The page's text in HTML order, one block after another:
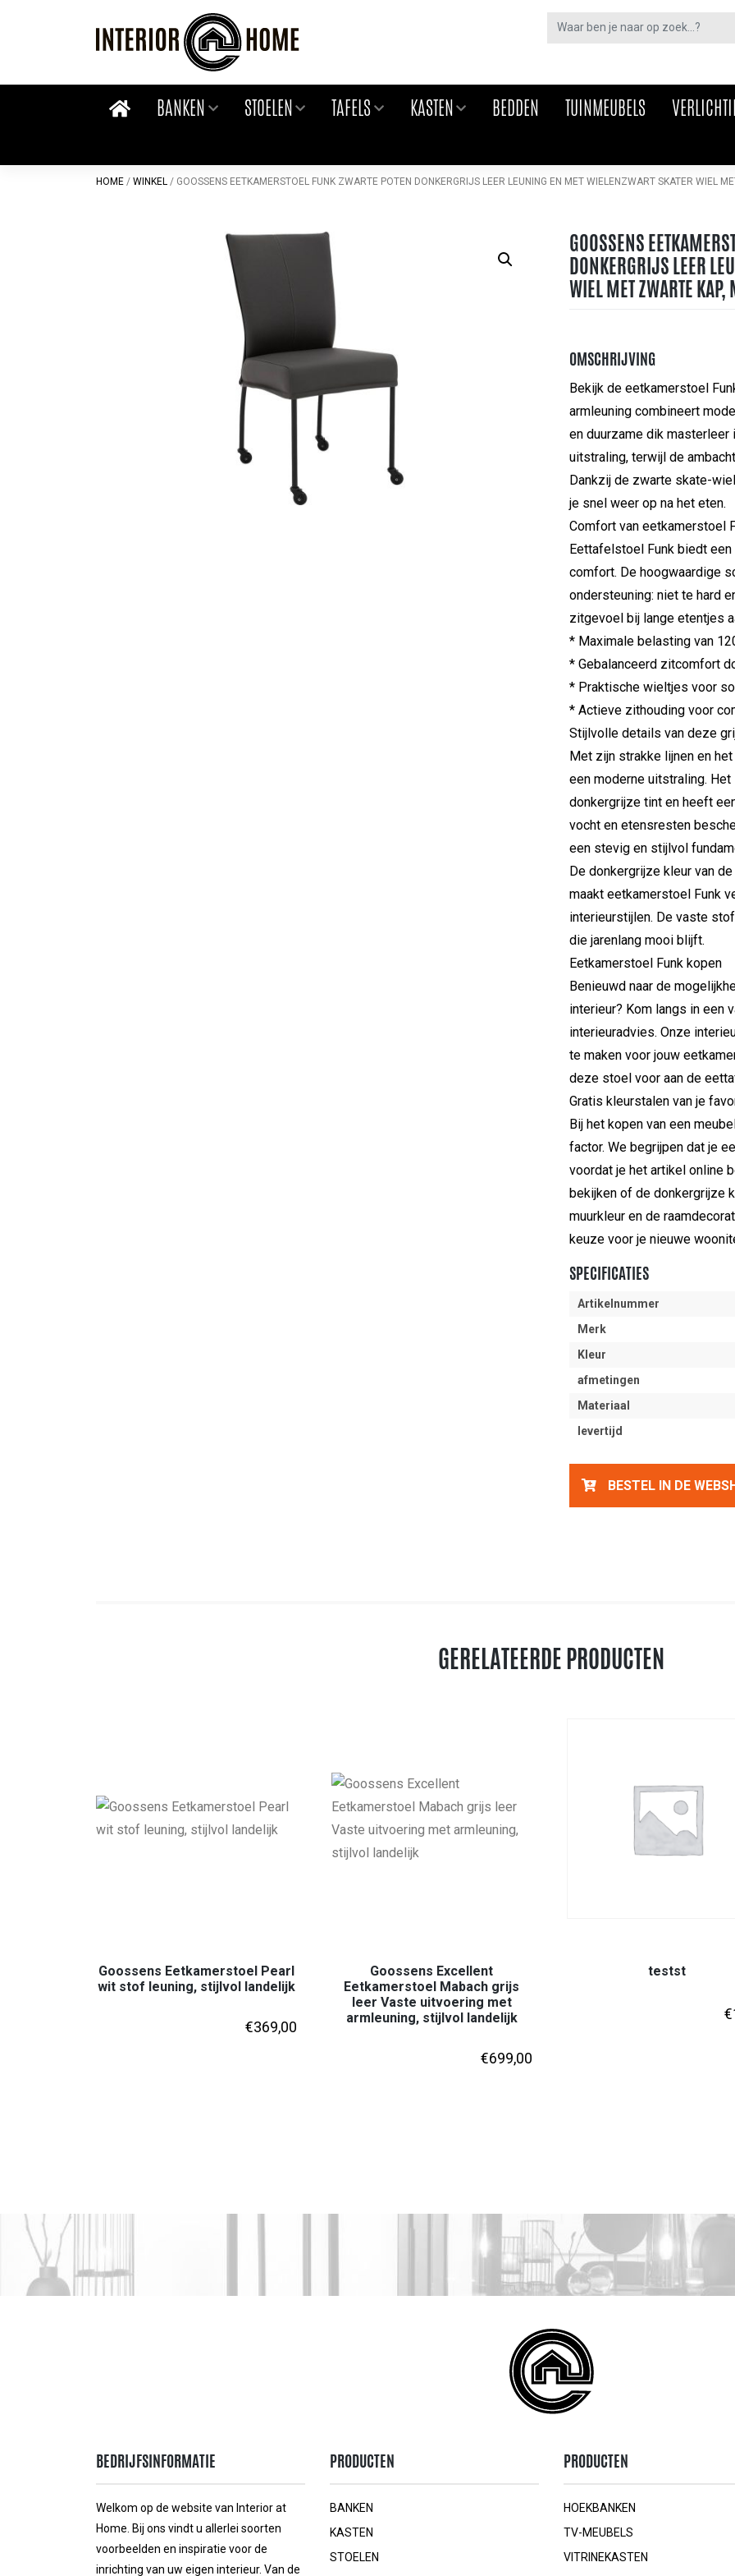
BANKEN STOELEN TAFELS KASTEN BEDDEN TUINMEUBELS
HOME / WINKEL / GOOSSENS EETKAMERSTOEL FUNK ZWARTE POTEN DONKERGRIJS LEER LEUNING EN MET WIELENZWART SKATER WIEL
GOOSSENS
DONKERGRIJS LEER
WIEL MET ZWARTE
OMSCHRIJVING
Bekijk de eetkamerstoel
armleuning combineert
en duurzame dik
uitstraling, terwijl de
Dankzij de zwarte skate-
je snel weer op na het eten.
Comfort van eetkamerstoel
Eettafelstoel Funk biedt
comfort. De hoogwaardige
ondersteuning: niet te hard
zitgevoel bij lange etentjes
* Maximale belasting van
* Gebalanceerd zitcomfort
* Praktische wieltjes voor
* Actieve zithouding voor
Stijlvolle details van deze
Met zijn strakke lijnen en
een moderne uitstraling.
donkergrijze tint en heeft
vocht en etensresten
een stevig en stijlvol
De donkergrijze kleur van
maakt eetkamerstoel Funk
interieurstijlen. De vaste
die jarenlang mooi blijft.
Eetkamerstoel Funk kopen
Benieuwd naar de
interieur? Kom langs in een
interieuradvies. Onze
te maken voor jouw
deze stoel voor aan de
Gratis kleurstalen van je
Bij het kopen van een
factor. We begrijpen dat je
voordat je het artikel online
bekijken of de donkergrijze
muurkleur en de
keuze voor je nieuwe
SPECIFICATIES
Artikelnummer
Merk
Kleur
afmetingen
Materiaal
levertijd
BESTEL IN DE
GERELATEERDE PRODUCTEN
Goossens Eetkamerstoel Pearl
wit stof leuning, stijlvol landelijk
€369,00
Goossens Excellent
Eetkamerstoel Mabach grijs
leer Vaste uitvoering met
armleuning, stijlvol landelijk
€699,00
testst
€
BEDRIJFSINFORMATIE
Welkom op de website van Interior at
Home. Bij ons vindt u allerlei soorten
voorbeelden en inspiratie voor de
inrichting van uw eigen interieur. Van de
PRODUCTEN
BANKEN
KASTEN
STOELEN
PRODUCTEN
HOEKBANKEN
TV-MEUBELS
VITRINEKASTEN